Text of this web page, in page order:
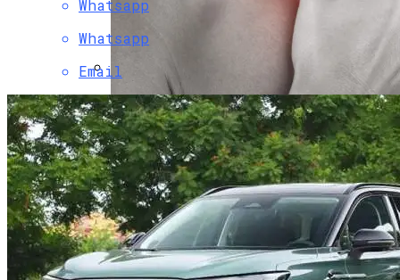
Chery Выводит На Рынок Новый
Гибридный Кроссовер Fulwin T10
Как Понять, Что Щитовидная Железа Не
В Порядке: Врачи Рассказали, На Что
Обратить Внимание
Whatsapp
Whatsapp
Email